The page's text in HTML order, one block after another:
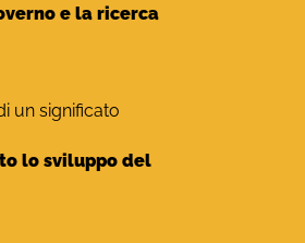
e la ricerca
un significato
lo sviluppo del